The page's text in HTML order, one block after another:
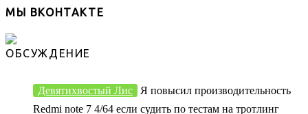
МЫ ВКОНТАКТЕ
ОБСУЖДЕНИЕ
Девятихвостый Лис
Я повысил производительность
Redmi note 7 4/64 если судить по тестам на тротлинг